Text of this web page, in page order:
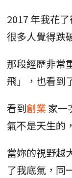
2017 年我花
很多人覺得跌
那段經歷非常
飛」，也看到
看到創業 家一
氣不是天生的
當妳的視野越
了我底氣，同